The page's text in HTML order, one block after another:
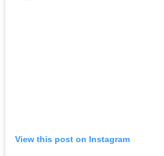
View this post on Instagram